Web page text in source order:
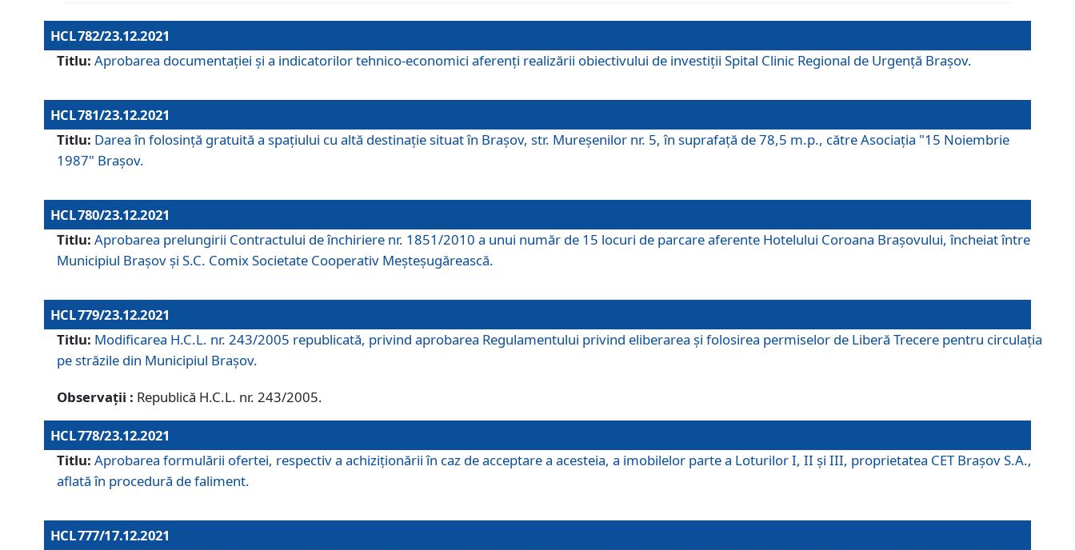
HCL 782/23.12.2021
Titlu: Aprobarea documentației și a indicatorilor tehnico-economici aferenți realizării obiectivului de investiții Spital Clinic Regional de Urgență Brașov.
HCL 781/23.12.2021
Titlu: Darea în folosinţă gratuită a spaţiului cu altă destinaţie situat în Braşov, str. Mureşenilor nr. 5, în suprafaţă de 78,5 m.p., către Asociaţia "15 Noiembrie
1987" Braşov.
HCL 780/23.12.2021
Titlu: Aprobarea prelungirii Contractului de închiriere nr. 1851/2010 a unui număr de 15 locuri de parcare aferente Hotelului Coroana Brașovului, încheiat între
Municipiul Braşov şi S.C. Comix Societate Cooperativ Meșteșugărească.
HCL 779/23.12.2021
Titlu: Modificarea H.C.L. nr. 243/2005 republicată, privind aprobarea Regulamentului privind eliberarea şi folosirea permiselor de Liberă Trecere pentru circulația
pe străzile din Municipiul Braşov.
Observații : Republică H.C.L. nr. 243/2005.
HCL 778/23.12.2021
Titlu: Aprobarea formulării ofertei, respectiv a achiziționării în caz de acceptare a acesteia, a imobilelor parte a Loturilor I, II și III, proprietatea CET Brașov S.A.,
aflată în procedură de faliment.
HCL 777/17.12.2021